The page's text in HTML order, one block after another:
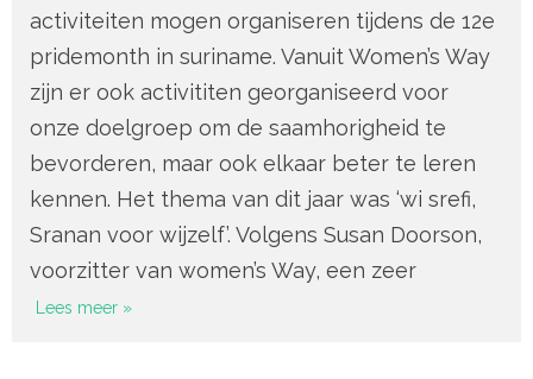
activiteiten mogen organiseren tijdens de 12e
pridemonth in suriname. Vanuit Women’s Way
zijn er ook activititen georganiseerd voor
onze doelgroep om de saamhorigheid te
bevorderen, maar ook elkaar beter te leren
kennen. Het thema van dit jaar was ‘wi srefi,
Sranan voor wijzelf’. Volgens Susan Doorson,
voorzitter van women’s Way, een zeer
Lees meer »